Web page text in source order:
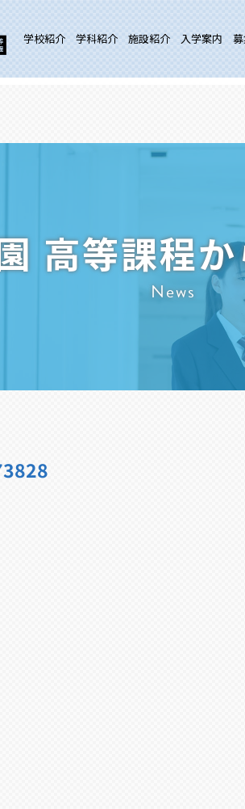
学校紹介 学科紹介 施設紹介 入学案内
高等課程
News